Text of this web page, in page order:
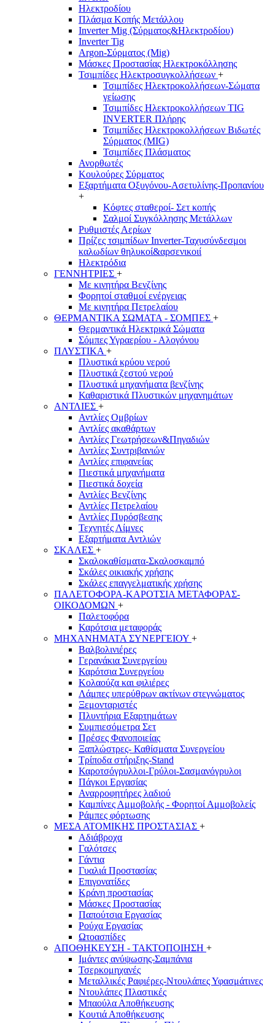
Ηλεκτροδίου
Πλάσμα Κοπής Μετάλλου
Inverter Mig (Σύρματος&Ηλεκτροδίου)
Inverter Tig
Argon-Σύρματος (Mig)
Μάσκες Προστασίας Ηλεκτροκόλλησης
Τσιμπίδες Ηλεκτροσυγκολλήσεων +
Τσιμπίδες Ηλεκτροκολλήσεων-Σώματα
γείωσης
Τσιμπίδες Ηλεκτροκολλήσεων TIG
INVERTER Πλήρης
Τσιμπίδες Ηλεκτροκολλήσεων Βιδωτές
Σύρματος (MIG)
Τσιμπίδες Πλάσματος
Ανορθωτές
Κουλούρες Σύρματος
Εξαρτήματα Οξυγόνου-Ασετυλίνης-Προπανίου
+
Κόφτες σταθεροί- Σετ κοπής
Σαλμοί Συγκόλλησης Μετάλλων
Ρυθμιστές Αερίων
Πρίζες τσιμπίδων Inverter-Ταχυσύνδεσμοι
καλωδίων θηλυκοί&αρσενικοιί
Ηλεκτρόδια
ΓΕΝΝΗΤΡΙΕΣ +
Με κινητήρα Βενζίνης
Φορητοί σταθμοί ενέργειας
Με κινητήρα Πετρελαίου
ΘΕΡΜΑΝΤΙΚΑ ΣΩΜΑΤΑ - ΣΟΜΠΕΣ +
Θερμαντικά Ηλεκτρικά Σώματα
Σόμπες Υγραερίου - Αλογόνου
ΠΛΥΣΤΙΚΑ +
Πλυστικά κρύου νερού
Πλυστικά ζεστού νερού
Πλυστικά μηχανήματα βενζίνης
Καθαριστικά Πλυστικών μηχανημάτων
ΑΝΤΛΙΕΣ +
Αντλίες Ομβρίων
Αντλίες ακαθάρτων
Αντλίες Γεωτρήσεων&Πηγαδιών
Αντλίες Συντριβανιών
Αντλίες επιφανείας
Πιεστικά μηχανήματα
Πιεστικά δοχεία
Αντλίες Βενζίνης
Αντλίες Πετρελαίου
Αντλίες Πυρόσβεσης
Τεχνητές Λίμνες
Εξαρτήματα Αντλιών
ΣΚΑΛΕΣ +
Σκαλοκαθίσματα-Σκαλοσκαμπό
Σκάλες οικιακής χρήσης
Σκάλες επαγγελματικής χρήσης
ΠΑΛΕΤΟΦΟΡΑ-ΚΑΡΟΤΣΙΑ ΜΕΤΑΦΟΡΑΣ-
ΟΙΚΟΔΟΜΩΝ +
Παλετοφόρα
Καρότσια μεταφοράς
ΜΗΧΑΝΗΜΑΤΑ ΣΥΝΕΡΓΕΙΟΥ +
Βαλβολινιέρες
Γερανάκια Συνεργείου
Καρότσια Συνεργείου
Κολαούζα και φιλιέρες
Λάμπες υπερύθρων ακτίνων στεγνώματος
Ξεμονταριστές
Πλυντήρια Εξαρτημάτων
Συμπιεσόμετρα Σετ
Πρέσες Φανοποιείας
Ξαπλώστρες- Καθίσματα Συνεργείου
Τρίποδα στήριξης-Stand
Καροτσόγρυλλοι-Γρύλοι-Σασμανόγρυλοι
Πάγκοι Εργασίας
Αναρροφητήρες λαδιού
Καμπίνες Αμμοβολής - Φορητοί Αμμοβολείς
Ράμπες φόρτωσης
ΜΕΣΑ ΑΤΟΜΙΚΗΣ ΠΡΟΣΤΑΣΙΑΣ +
Αδιάβροχα
Γαλότσες
Γάντια
Γυαλιά Προστασίας
Επιγονατίδες
Κράνη προστασίας
Μάσκες Προστασίας
Παπούτσια Εργασίας
Ρούχα Εργασίας
Ωτοασπίδες
ΑΠΟΘΗΚΕΥΣΗ - ΤΑΚΤΟΠΟΙΗΣΗ +
Ιμάντες ανύψωσης-Σαμπάνια
Τσερκομηχανές
Μεταλλικές Ραφιέρες-Ντουλάπες Υφασμάτινες
Ντουλάπες Πλαστικές
Μπαούλα Αποθήκευσης
Κουτιά Αποθήκευσης